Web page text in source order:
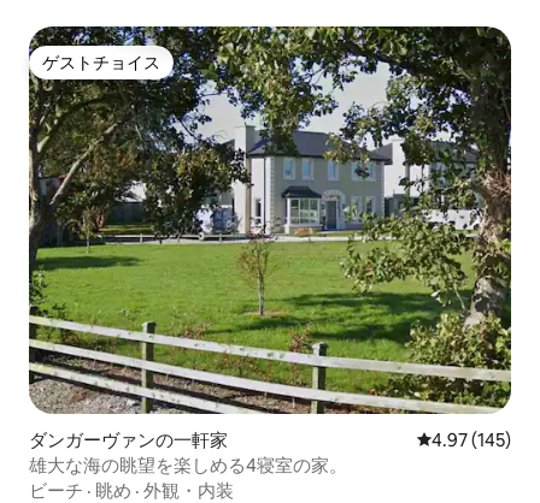
ゲストチョイス
ゲストチョイス
ダンガーヴァンの一軒家 レビュー145
4.97 (145)
雄大な海の眺望を楽しめる4寝室の家。
ビーチ · 眺め · 外観・内装